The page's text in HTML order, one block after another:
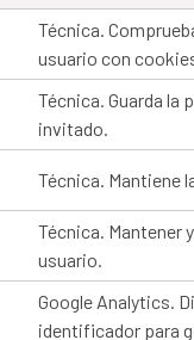
Técnica.
usuario con
Técnica. Guarda la
invitado.
Técnica. Mantiene
Técnica. Mantener
usuario.
Google Analytics.
identificador para